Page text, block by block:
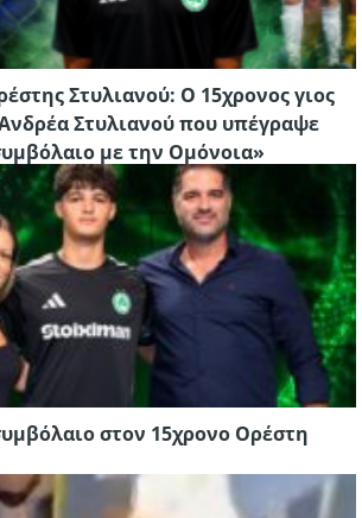
Στυλιανού: Ο 15χρονος γιος
Στυλιανού που υπέγραψε
με την Ομόνοια»
στον 15χρονο Ορέστη